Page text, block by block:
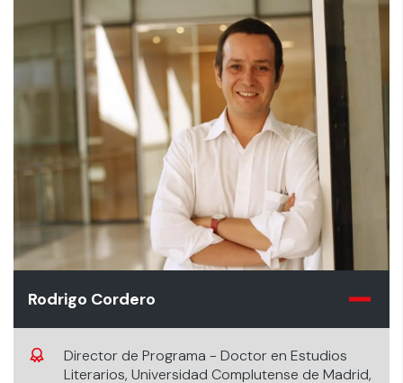
Rodrigo Cordero
Director de Programa - Doctor en Estudios
Literarios, Universidad Complutense de Madrid,